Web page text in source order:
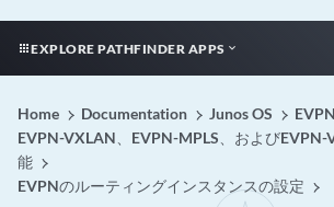
EXPLORE PATHFINDER APPS
Home Documentation Junos OS
EVPN-VXLAN、EVPN-MPLS、およびEVPN-
能
EVPNのルーティングインスタンスの設定